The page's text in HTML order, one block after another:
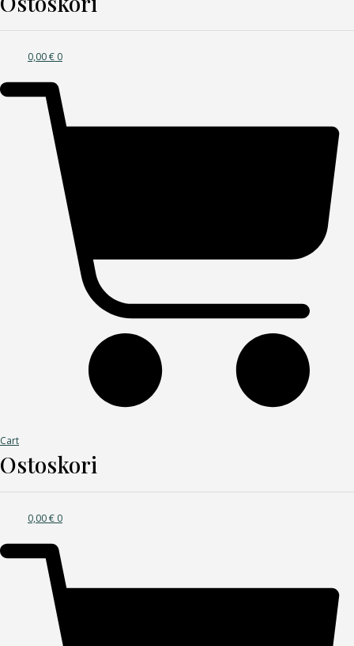
0,00€ 0
Cart
Ostoskori
0,00€ 0